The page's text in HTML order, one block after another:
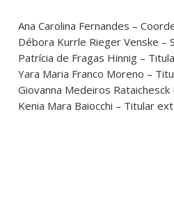
Ana Carolina Fernandes –
Débora Kurrle Rieger Venske –
Patrícia de Fragas Hinnig –
Yara Maria Franco Moreno –
Giovanna Medeiros
Kenia Mara Baiocchi – Titular